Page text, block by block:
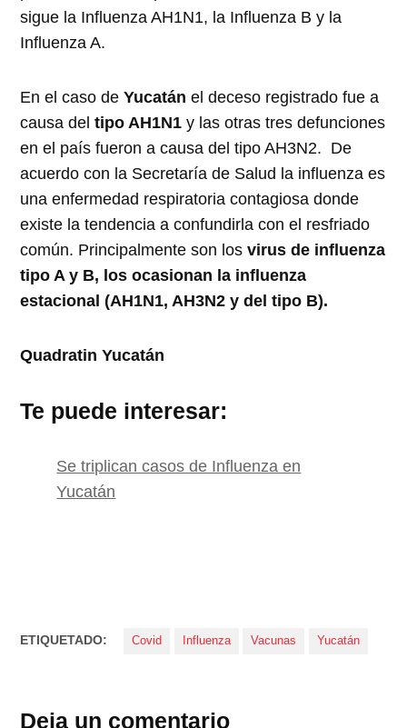
sigue la Influenza AH1N1, la Influenza B y la
Influenza A.
En el caso deYucatán el deceso registrado fue a
causa del tipo AH1N1 y las otras tres defunciones
en el país fueron a causa del tipo AH3N2. De
acuerdo con la Secretaría de Salud la influenza es
una enfermedad respiratoria contagiosa donde
existe la tendencia a confundirla con el resfriado
común. Principalmente son losvirus de influenza
tipo A y B, los ocasionan la influenza
estacional (AH1N1, AH3N2 y del tipo B).
Quadratin Yucatán
Te puede interesar:
Se triplican casos de Influenza en
Yucatán
ETIQUETADO: Covid Influenza Vacunas Yucatán
Deja un comentario